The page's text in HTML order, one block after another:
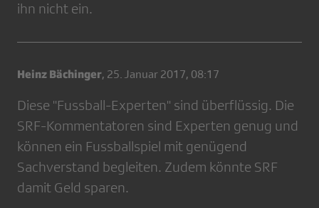
ihn nicht ein.
Heinz Bächinger, 25. Januar 2017, 08:17
Diese "Fussball-Experten" sind überflüssig. Die
SRF-Kommentatoren sind Experten genug und
können ein Fussballspiel mit genügend
Sachverstand begleiten. Zudem könnte SRF
damit Geld sparen.